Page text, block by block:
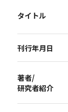
タイトル
刊行年月日
著者/
研究者紹介